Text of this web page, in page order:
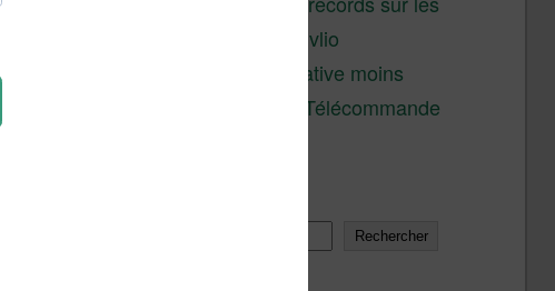
liseuses Kobo et Vivlio
Une alternative moins
chère à la Télécommande
Rechercher